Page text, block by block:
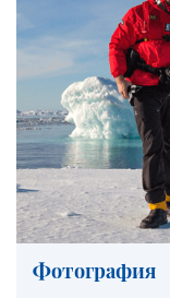
Фотография